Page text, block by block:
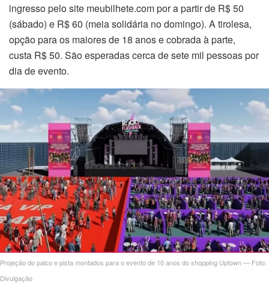
ingresso pelo site meubilhete.com por a partir de R$ 50
(sábado) e R$ 60 (meia solidária no domingo). A tirolesa,
opção para os maiores de 18 anos e cobrada à parte,
custa R$ 50. São esperadas cerca de sete mil pessoas por
dia de evento.
Projeção do palco e pista montados para o evento de 10 anos do shopping Uptown — Foto:
Divulgação